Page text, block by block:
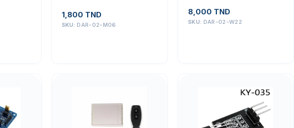
1,800 TND
SKU: DAR-02-M06
8,000 TND
SKU: DAR-02-W22